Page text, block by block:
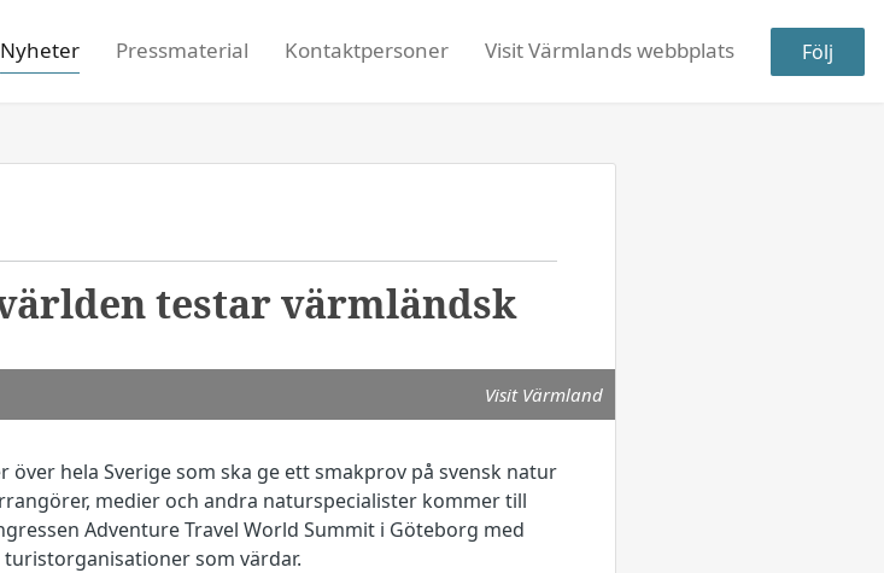
Nyheter Pressmaterial Kontaktpersoner Visit Värmlands webbplats Följ
testar värmländsk
Visit Värmland
hela Sverige som ska ge ett smakprov på svensk natur
medier och andra naturspecialister kommer till
Adventure Travel World Summit i Göteborg med
turistorganisationer som värdar.